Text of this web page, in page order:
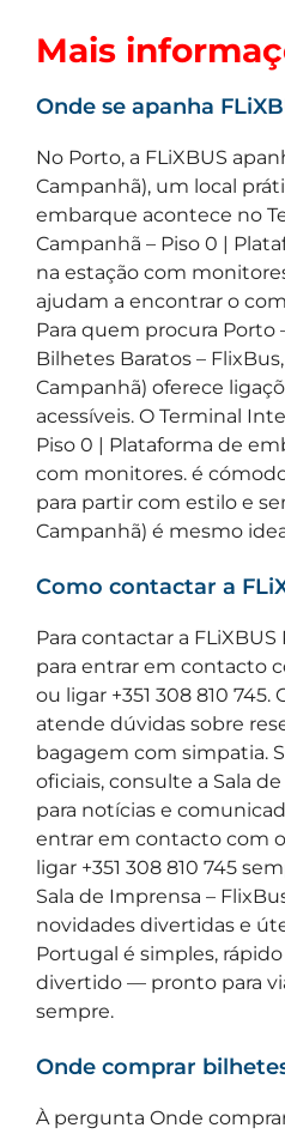
Mais
Onde se apanha
No Porto, a FLiXBUS
Campanhã), um local
embarque acontece no
Campanhã – Piso 0 |
na estação com
ajudam a encontrar o
Para quem procura Porto
Bilhetes Baratos –
Campanhã) oferece
acessíveis. O Terminal
Piso 0 | Plataforma de
com monitores. é
para partir com estilo e
Campanhã) é mesmo
Como contactar a
Para contactar a
para entrar em contacto
ou ligar +351 308 810 745.
atende dúvidas sobre
bagagem com simpatia.
oficiais, consulte a Sala
para notícias e
entrar em contacto com
ligar +351 308 810 745
Sala de Imprensa –
novidades divertidas e
Portugal é simples,
divertido — pronto para
sempre.
Onde comprar
À pergunta Onde